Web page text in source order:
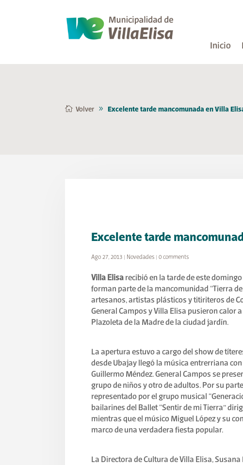
Inicio
Volver Excelente tarde mancomunada en Villa
Excelente tarde
Ago 27, 2013 | Novedades |0 comments
Villa Elisa recibió en la tarde de este
forman parte de la mancomunidad “Tierra
artesanos, artistas plásticos y titiriteros de
General Campos y Villa Elisa pusieron calor
Plazoleta de la Madre de la ciudad jardín.
La apertura estuvo a cargo del show de
desde Ubajay llegó la música entrerriana
Guillermo Méndez. General Campos se
grupo de niños y otro de adultos. Por su
representado por el grupo musical
bailarines del Ballet “Sentir de mi Tierra”
mientras que el músico Miguel López y su
marco de una verdadera fiesta popular.
La Directora de Cultura de Villa Elisa,